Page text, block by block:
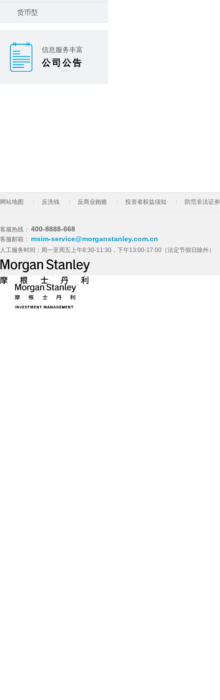
货币型
信息服务丰富
公司公告
网站地图 反洗钱 反商业贿赂 投资者权益须知 防范非法证
客服热线： 400-8888-668
客服邮箱： msim-service@morganstanley.com.cn
人工服务时间：周一至周五上午8:30-11:30，下午13:00-17:00（法定节假日除外）